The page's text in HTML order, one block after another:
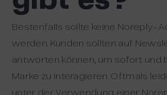
Bestenfalls sollte keine Noreply-
werden. Kunden sollten auf
antworten können, um sofort und
Marke zu interagieren. Oftmals
unter der Verwendung einer